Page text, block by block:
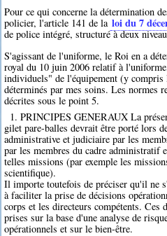
Pour ce qui concerne la détermination
policier, l'article 141 de la loi du 7
de police intégré, structuré à deux
S'agissant de l'uniforme, le Roi en a
royal du 10 juin 2006 relatif à
individuels" de l'équipement (y compris
déterminés par mes soins. Les normes
décrites sous le point 5.
1. PRINCIPES GENERAUX La
gilet pare-balles devrait être porté lors
administrative et judiciaire par les
par les membres du cadre administratif
telles missions (par exemple les
scientifique).
Il importe toutefois de préciser qu'il ne
à faciliter la prise de décisions
corps et les directeurs compétents. Ces
prises sur la base d'une analyse de
opérationnels et sur le bien-être.